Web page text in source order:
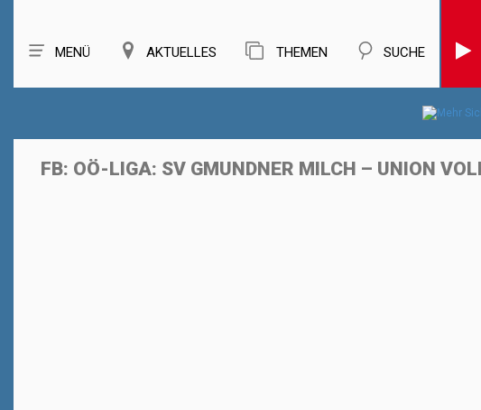
MENÜ AKTUELLES THEMEN SUCHE
FB: OÖ-LIGA: SV GMUNDNER MILCH – UNION